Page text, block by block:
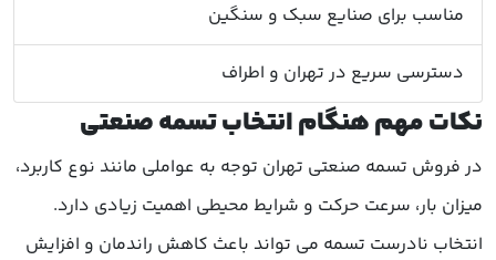
مناسب برای صنایع سبک و سنگین
دسترسی سریع در تهران و اطراف
نکات مهم هنگام انتخاب تسمه صنعتی
در فروش تسمه صنعتی تهران توجه به عواملی مانند نوع کاربرد،
میزان بار، سرعت حرکت و شرایط محیطی اهمیت زیادی دارد.
انتخاب نادرست تسمه می تواند باعث کاهش راندمان و افزایش